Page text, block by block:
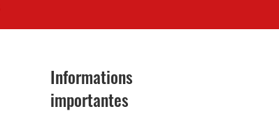
Informations
importantes